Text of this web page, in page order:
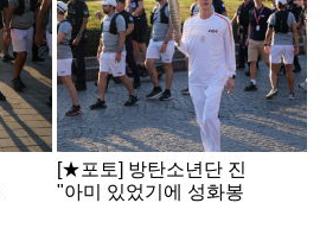
[★포토] 방탄소년단 진
"아미 있었기에 성화봉